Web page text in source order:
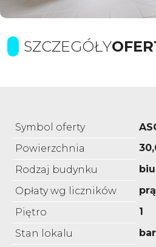
SZCZEGÓŁY
Symbol oferty
Powierzchnia
Rodzaj budynku
Opłaty wg liczników
Piętro
1
Stan lokalu